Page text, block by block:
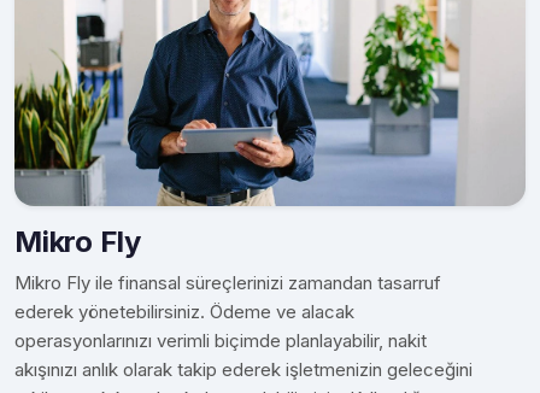
Mikro Fly
Mikro Fly ile finansal süreçlerinizi zamandan tasarruf
ederek yönetebilirsiniz. Ödeme ve alacak
operasyonlarınızı verimli biçimde planlayabilir, nakit
akışınızı anlık olarak takip ederek işletmenizin geleceğini